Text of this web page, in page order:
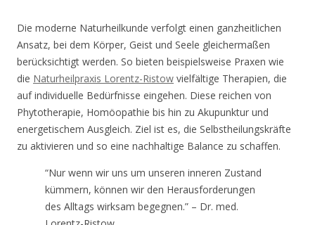
Die moderne Naturheilkunde verfolgt einen ganzheitlichen
Ansatz, bei dem Körper, Geist und Seele gleichermaßen
berücksichtigt werden. So bieten beispielsweise Praxen wie
die Naturheilpraxis Lorentz-Ristow vielfältige Therapien, die
auf individuelle Bedürfnisse eingehen. Diese reichen von
Phytotherapie, Homöopathie bis hin zu Akupunktur und
energetischem Ausgleich. Ziel ist es, die Selbstheilungskräfte
zu aktivieren und so eine nachhaltige Balance zu schaffen.
“Nur wenn wir uns um unseren inneren Zustand
kümmern, können wir den Herausforderungen
des Alltags wirksam begegnen.” – Dr. med.